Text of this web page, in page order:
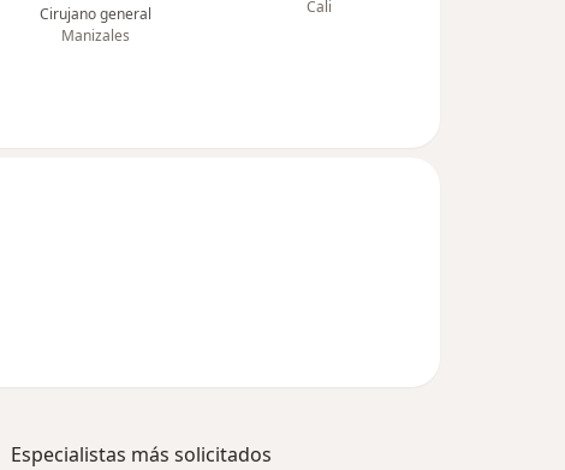
Cirujano general
Manizales
Cali
Especialistas más solicitados